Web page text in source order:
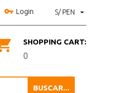
S/ PEN
Login
SHOPPING CART:
0
BUSCAR...